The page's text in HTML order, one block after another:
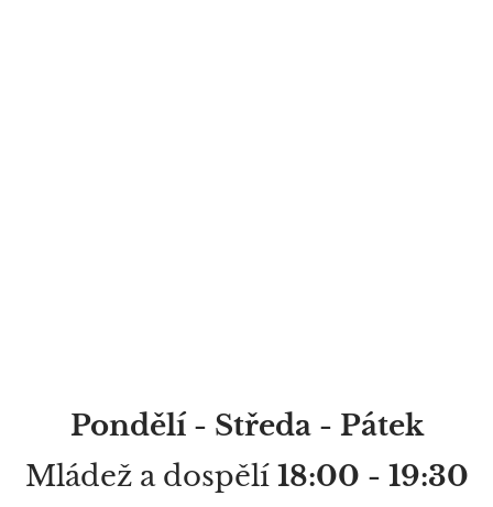
Pondělí - Středa - Pátek
Mládež a dospělí 18:00 - 19:30